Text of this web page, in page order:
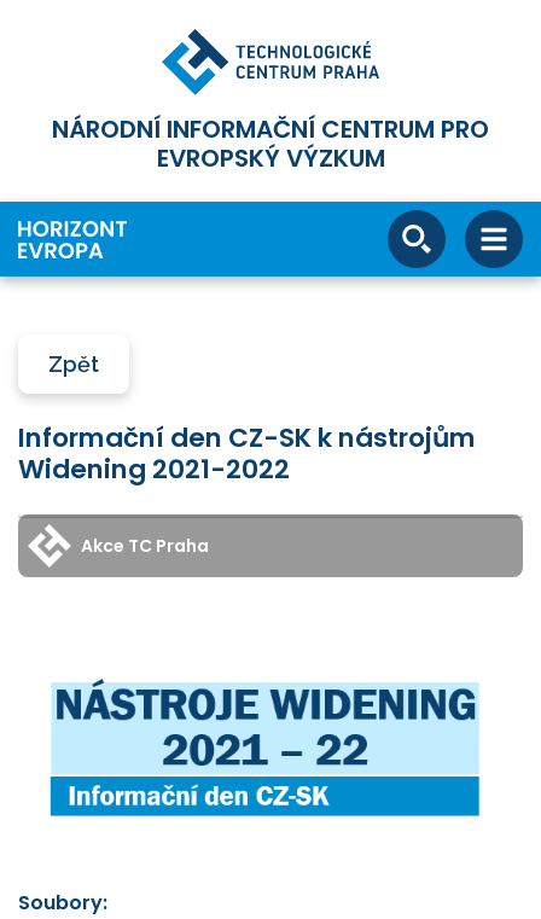
NÁRODNÍ INFORMAČNÍ CENTRUM PRO
EVROPSKÝ VÝZKUM
Zpět
Informační den CZ-SK k nástrojům
Widening 2021-2022
Akce TC Praha
Soubory: